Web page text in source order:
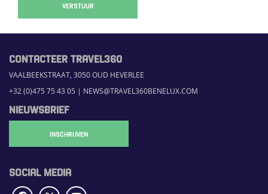
VERSTUUR
CONTACTEER TRAVEL360
VAALBEEKSTRAAT, 3050 OUD HEVERLEE
+32 (0)475 75 43 05 | NEWS@TRAVEL360BENELUX.COM
NIEUWSBRIEF
INSCHRIJVEN
SOCIAL MEDIA